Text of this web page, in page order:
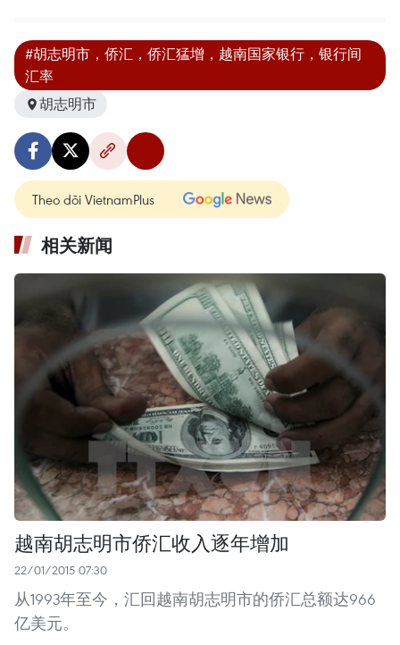
#胡志明市，侨汇，侨汇猛增，越南国家银行，银行间
汇率
胡志明市
Theo dõi VietnamPlus
相关新闻
越南胡志明市侨汇收入逐年增加
22/01/2015 07:30
从1993年至今，汇回越南胡志明市的侨汇总额达966
亿美元。